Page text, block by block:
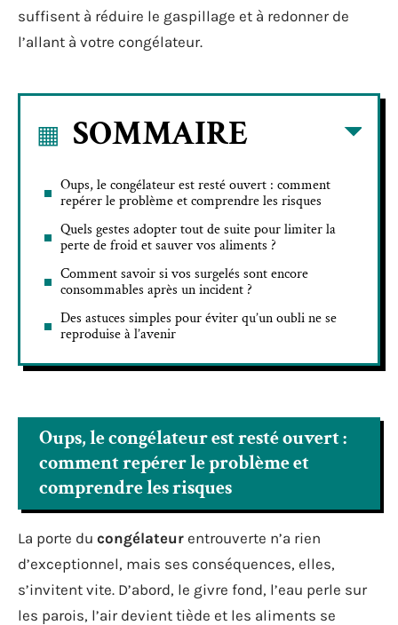
suffisent à réduire le gaspillage et à redonner de
l’allant à votre congélateur.
SOMMAIRE
Oups, le congélateur est resté ouvert : comment
repérer le problème et comprendre les risques
Quels gestes adopter tout de suite pour limiter la
perte de froid et sauver vos aliments ?
Comment savoir si vos surgelés sont encore
consommables après un incident ?
Des astuces simples pour éviter qu’un oubli ne se
reproduise à l’avenir
Oups, le congélateur est resté ouvert :
comment repérer le problème et
comprendre les risques
La porte du congélateur entrouverte n’a rien
d’exceptionnel, mais ses conséquences, elles,
s’invitent vite. D’abord, le givre fond, l’eau perle sur
les parois, l’air devient tiède et les aliments se